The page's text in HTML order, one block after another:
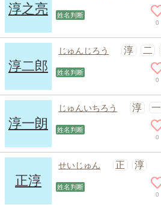
淳之亮 姓名判断
0
淳二郎
じゅんじろう 淳 二
姓名判断
0
淳一朗
じゅんいちろう 淳 一
姓名判断
0
正淳
せいじゅん 正 淳
姓名判断
0